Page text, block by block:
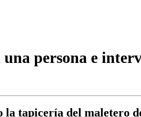
persona e
tapicería del maletero